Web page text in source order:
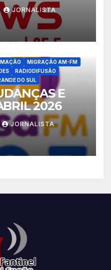
JORNALISTA
MIGRAÇÃO AM-FM
RADIODIFUSÃO
DO SUL
E
2026
JORNALISTA